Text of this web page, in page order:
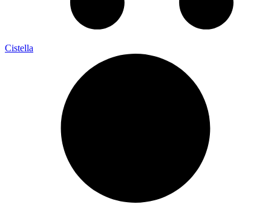
Cistella